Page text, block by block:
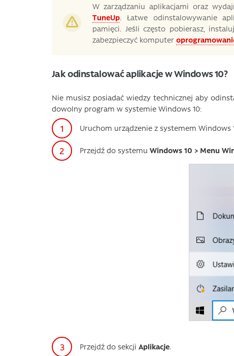
W zarządzaniu aplikacjami oraz
TuneUp. Łatwe odinstalowywanie
pamięci. Jeśli często pobierasz,
zabezpieczyć komputer
Jak odinstalować aplikacje w Windows 10?
Nie musisz posiadać wiedzy technicznej aby
dowolny program w systemie Windows 10:
Uruchom urządzenie z systemem Windows
Przejdź do systemu Windows 10 > Menu
Przejdź do sekcji Aplikacje.